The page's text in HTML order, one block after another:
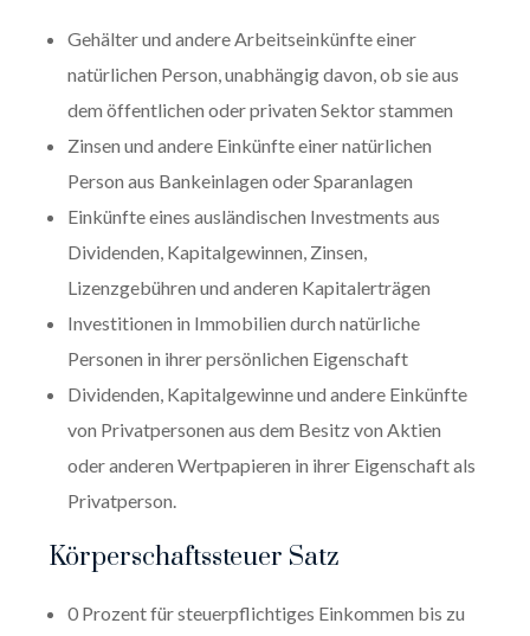
Gehälter und andere Arbeitseinkünfte einer
natürlichen Person, unabhängig davon, ob sie aus
dem öffentlichen oder privaten Sektor stammen
Zinsen und andere Einkünfte einer natürlichen
Person aus Bankeinlagen oder Sparanlagen
Einkünfte eines ausländischen Investments aus
Dividenden, Kapitalgewinnen, Zinsen,
Lizenzgebühren und anderen Kapitalerträgen
Investitionen in Immobilien durch natürliche
Personen in ihrer persönlichen Eigenschaft
Dividenden, Kapitalgewinne und andere Einkünfte
von Privatpersonen aus dem Besitz von Aktien
oder anderen Wertpapieren in ihrer Eigenschaft als
Privatperson.
Körperschaftssteuer Satz
0 Prozent für steuerpflichtiges Einkommen bis zu